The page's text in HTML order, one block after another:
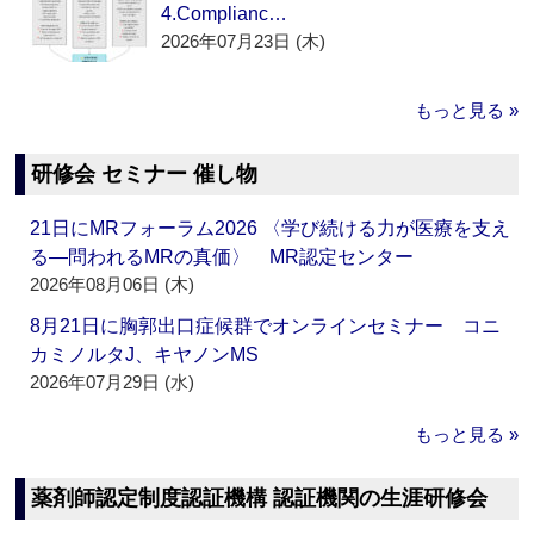
4.Complianc…
2026年07月23日 (木)
もっと見る »
研修会 セミナー 催し物
21日にMRフォーラム2026 〈学び続ける力が医療を支え
る―問われるMRの真価〉 MR認定センター
2026年08月06日 (木)
8月21日に胸郭出口症候群でオンラインセミナー コニ
カミノルタJ、キヤノンMS
2026年07月29日 (水)
もっと見る »
薬剤師認定制度認証機構 認証機関の生涯研修会